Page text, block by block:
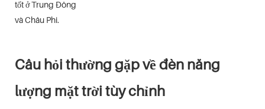
tốt ở Trung Đông
và Châu Phi.
Câu hỏi thường gặp về đèn năng
lượng mặt trời tùy chỉnh